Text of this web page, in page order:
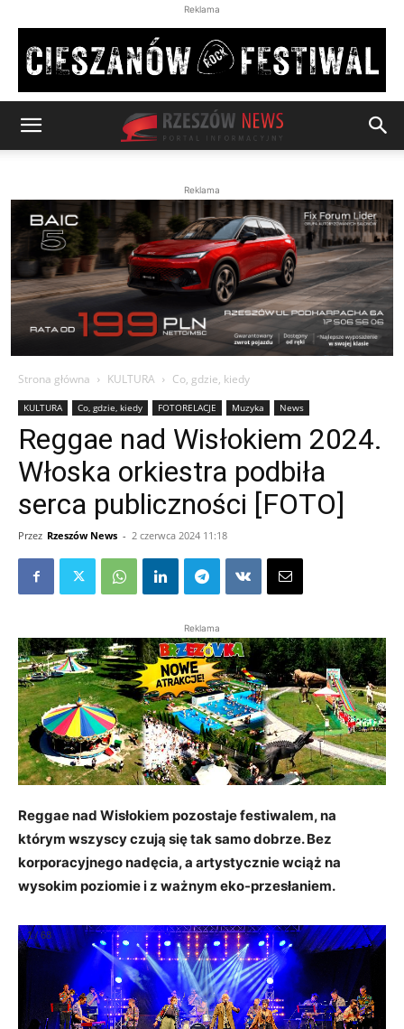
Reklama
Reklama
Strona główna KULTURA Co, gdzie, kiedy
KULTURA Co, gdzie, kiedy FOTORELACJE Muzyka News
Reggae nad Wisłokiem 2024.
Włoska orkiestra podbiła
serca publiczności [FOTO]
Przez Rzeszów News - 2 czerwca 2024 11:18
Reklama
Reggae nad Wisłokiem pozostaje festiwalem, na
którym wszyscy czują się tak samo dobrze. Bez
korporacyjnego nadęcia, a artystycznie wciąż na
wysokim poziomie i z ważnym eko-przesłaniem.
1/68